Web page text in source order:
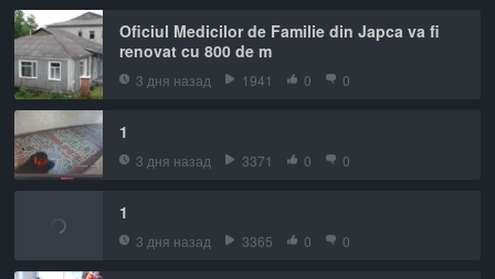
Oficiul Medicilor de Familie din Japca va fi
renovat cu 800 de m
3 дня назад 1941 0 0
1
3 дня назад 3371 0 0
1
3 дня назад 3365 0 0